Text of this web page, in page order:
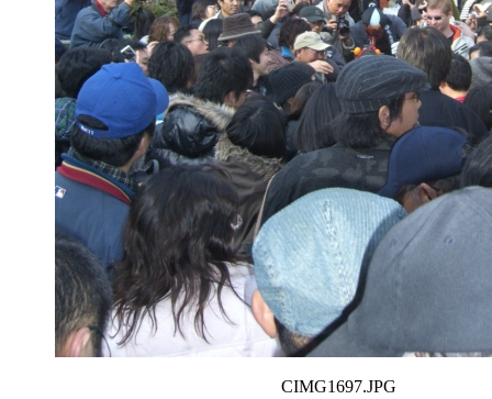
CIMG1697.JPG